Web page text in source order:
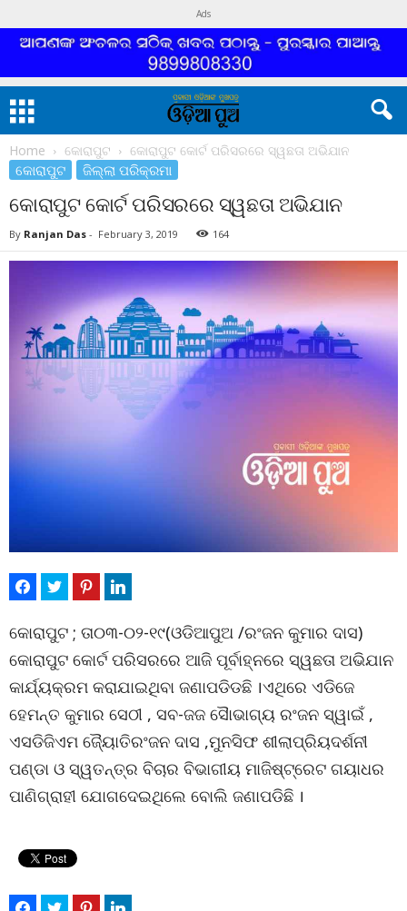
Ads
Home କୋରାପୁଟ କୋରାପୁଟ କୋର୍ଟ ପରିସରରେ ସ୍ୱଛତା ଅଭିଯାନ
କୋରାପୁଟ ଜିଲ୍ଲା ପରିକ୍ରମା
କୋରାପୁଟ କୋର୍ଟ ପରିସରରେ ସ୍ୱଛତା ଅଭିଯାନ
By Ranjan Das - February 3, 2019 164
କୋରାପୁଟ ; ତା୦୩-୦୨-୧୯(ଓଡିଆପୁଅ /ରଂଜନ କୁମାର ଦାସ)
କୋରାପୁଟ କୋର୍ଟ ପରିସରରେ ଆଜି ପୂର୍ବାହ୍ନରେ ସ୍ୱଛତା ଅଭିଯାନ
କାର୍ଯ୍ୟକ୍ରମ କରାଯାଇଥିବା ଜଣାପଡିଡଛି ।ଏଥିରେ ଏଡିଜେ
ହେମନ୍ତ କୁମାର ସେଠୀ , ସବ-ଜଜ ସୈାଭାଗ୍ୟ ରଂଜନ ସ୍ୱାଇଁ ,
ଏସଡିଜିଏମ ଜୈ୍ୟାତିରଂଜନ ଦାସ ,ମୁନସିଫ ଶୀଲାପ୍ରିୟଦର୍ଶନୀ
ପଣ୍ଡା ଓ ସ୍ୱତନ୍ତ୍ର ବିଚାର ବିଭାଗୀୟ ମାଜିଷ୍ଟ୍ରେଟ ଗୟାଧର
ପାଣିଗ୍ରାହୀ ଯୋଗଦେଇଥିଲେ ବୋଲି ଜଣାପଡିଛି ।